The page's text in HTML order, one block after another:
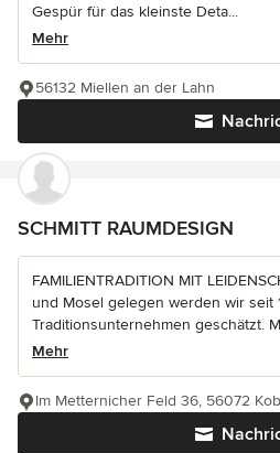
Gespür für das kleinste Deta...
Mehr
56132 Miellen an der Lahn
SCHMITT RAUMDESIGN
FAMILIENTRADITION MIT
und Mosel gelegen werden wir seit
Traditionsunternehmen geschätzt.
Mehr
Im Metternicher Feld 36, 56072